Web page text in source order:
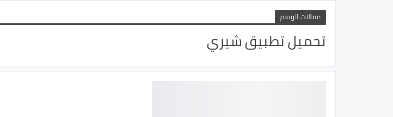
مقالات الوسم
تحميل تطبيق شيري